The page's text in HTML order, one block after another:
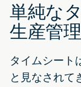
単純な
生産管理
タイムシート
と見なされて